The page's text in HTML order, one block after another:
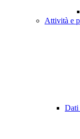
Attività e
Dati